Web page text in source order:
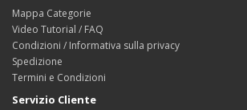
Mappa Categorie
Video Tutorial / FAQ
Condizioni / Informativa sulla privacy
Spedizione
Termini e Condizioni
Servizio Cliente